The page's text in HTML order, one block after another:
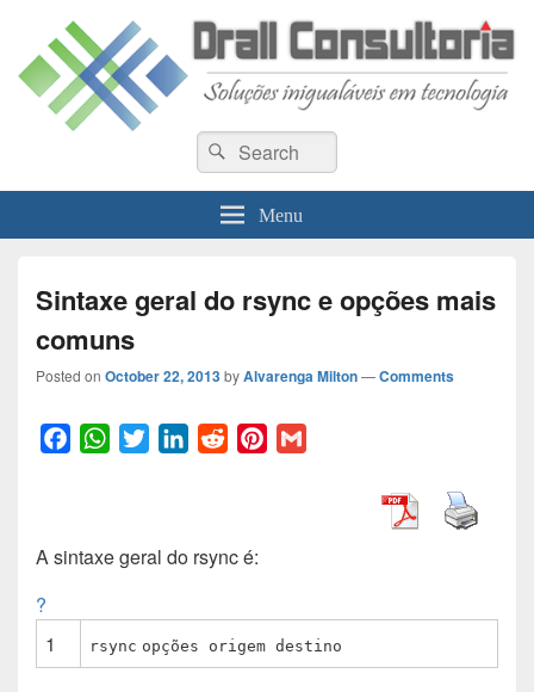
Drall Dev Community
Blog de compartilhamento de informações de desenvolvimento de sistemas
Search
for:
Search
Menu
Sintaxe geral do rsync e opções mais
comuns
Posted on October 22, 2013byAlvarenga Milton—Comments
b
o
W
s
p
p
t
r
e
I
n
R
i
e
s
t
A sintaxe geral do rsync é:
?
1
rsync opções origem destino